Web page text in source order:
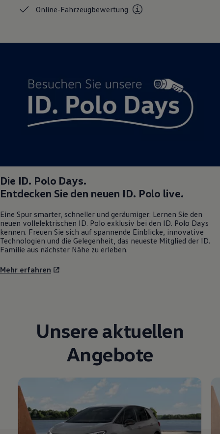
Magazin
Elektromobilität
Online-Fahrzeugbewertung
Die ID. Polo Days.
Entdecken Sie den neuen ID. Polo live.
Eine Spur smarter, schneller und geräumiger: Lernen Sie den
neuen vollelektrischen ID. Polo exklusiv bei den ID. Polo Days
kennen. Freuen Sie sich auf spannende Einblicke, innovative
Technologien und die Gelegenheit, das neueste Mitglied der ID.
Familie aus nächster Nähe zu erleben.
Mehr erfahren
Unsere aktuellen
Angebote